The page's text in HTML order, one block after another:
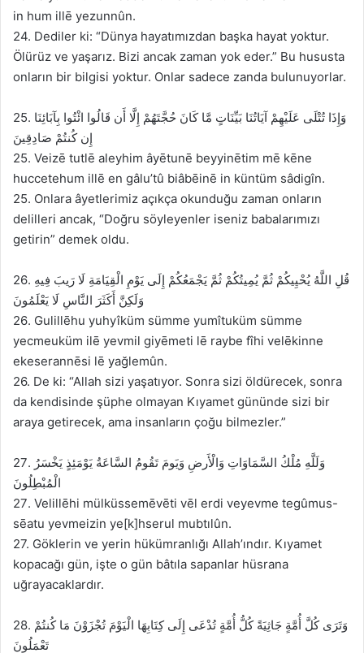
in hum illē yezunnûn.
24. Dediler ki: “Dünya hayatımızdan başka hayat yoktur.
Ölürüz ve yaşarız. Bizi ancak zaman yok eder.” Bu hususta
onların bir bilgisi yoktur. Onlar sadece zanda bulunuyorlar.
25. وَإِذَا تُتْلَى عَلَيْهِمْ آيَاتُنَا بَيِّنَاتٍ مَّا كَانَ حُجَّتَهُمْ إِلَّا أَن قَالُوا ائْتُوا بِآبَائِنَا
إِن كُنتُمْ صَادِقِينَ
25. Veizē tutlē aleyhim âyētunē beyyinētim mē kēne
huccetehum illē en gâlu’tû biâbēinē in küntüm sâdigîn.
25. Onlara âyetlerimiz açıkça okunduğu zaman onların
delilleri ancak, “Doğru söyleyenler iseniz babalarımızı
getirin” demek oldu.
26. قُلِ اللَّهُ يُحْيِيكُمْ ثُمَّ يُمِيتُكُمْ ثُمَّ يَجْمَعُكُمْ إِلَى يَوْمِ الْقِيَامَةِ لَا رَيبَ فِيهِ
وَلَكِنَّ أَكَثَرَ النَّاسِ لَا يَعْلَمُونَ
26. Gulillēhu yuhyîküm sümme yumîtuküm sümme
yecmeuküm ilē yevmil giyēmeti lē raybe fîhi velēkinne
ekeserannēsi lē yağlemûn.
26. De ki: “Allah sizi yaşatıyor. Sonra sizi öldürecek, sonra
da kendisinde şüphe olmayan Kıyamet gününde sizi bir
araya getirecek, ama insanların çoğu bilmezler.”
27. وَلَلَّهِ مُلْكُ السَّمَاوَاتِ وَالْأَرضِ وَيَومَ تَقُومُ السَّاعَةُ يَوْمَئِذٍ يَخْسَرُ
الْمُبْطِلُونَ
27. Velillēhi mülküssemēvēti vēl erdi veyevme tegûmus-
sēatu yevmeizin ye[k]hserul mubtılûn.
27. Göklerin ve yerin hükümranlığı Allah’ındır. Kıyamet
kopacağı gün, işte o gün bâtıla sapanlar hüsrana
uğrayacaklardır.
28. وَتَرَى كُلَّ أُمَّةٍ جَاثِيَةً كُلُّ أُمَّةٍ تُدْعَى إِلَى كِتَابِهَا الْيَوْمَ تُجْزَوْنَ مَا كُنتُمْ
تَعْمَلُونَ